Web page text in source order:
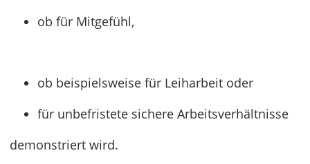
ob für Mitgefühl,
ob beispielsweise für Leiharbeit oder
für unbefristete sichere Arbeitsverhältnisse
demonstriert wird.